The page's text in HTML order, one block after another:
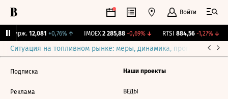
Войти
Бирж. 12,081 +0,76%↑ IMOEX 2 285,88 -0,69%↓ RTSI 884,56 -1,27%↓
Ситуация на топливном рынке: меры, динамика, прогнозы
Подписка
Реклама
Наши проекты
ВЕДЫ